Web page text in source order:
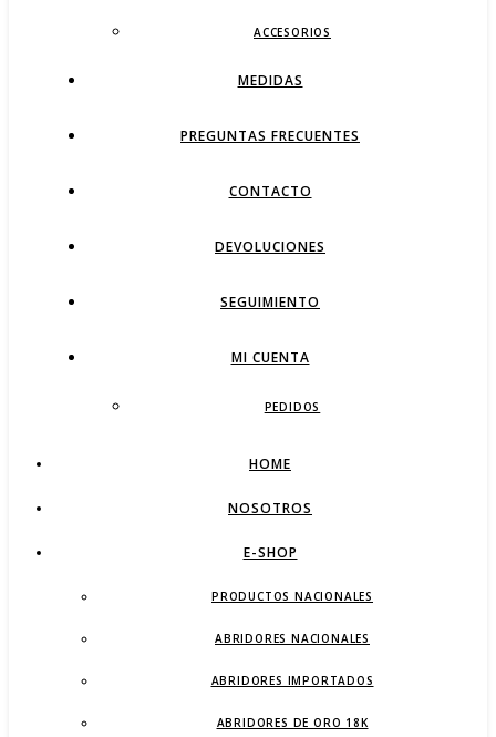
ACCESORIOS
MEDIDAS
PREGUNTAS FRECUENTES
CONTACTO
DEVOLUCIONES
SEGUIMIENTO
MI CUENTA
PEDIDOS
HOME
NOSOTROS
E-SHOP
PRODUCTOS NACIONALES
ABRIDORES NACIONALES
ABRIDORES IMPORTADOS
ABRIDORES DE ORO 18K